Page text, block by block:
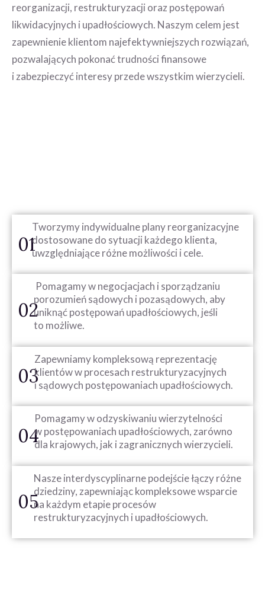
reorganizacji, restrukturyzacji oraz postępowań
likwidacyjnych i upadłościowych. Naszym celem jest
zapewnienie klientom najefektywniejszych rozwiązań,
pozwalających pokonać trudności finansowe
i zabezpieczyć interesy przede wszystkim wierzycieli.
01
Tworzymy indywidualne plany reorganizacyjne
dostosowane do sytuacji każdego klienta,
uwzględniające różne możliwości i cele.
02
Pomagamy w negocjacjach i sporządzaniu
porozumień sądowych i pozasądowych, aby
uniknąć postępowań upadłościowych, jeśli
to możliwe.
03
Zapewniamy kompleksową reprezentację
klientów w procesach restrukturyzacyjnych
i sądowych postępowaniach upadłościowych.
04
Pomagamy w odzyskiwaniu wierzytelności
w postępowaniach upadłościowych, zarówno
dla krajowych, jak i zagranicznych wierzycieli.
05
Nasze interdyscyplinarne podejście łączy różne
dziedziny, zapewniając kompleksowe wsparcie
na każdym etapie procesów
restrukturyzacyjnych i upadłościowych.